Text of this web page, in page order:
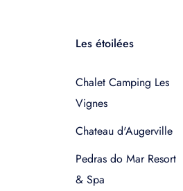
Les étoilées
Chalet Camping Les
Vignes
Chateau d'Augerville
Pedras do Mar Resort
& Spa